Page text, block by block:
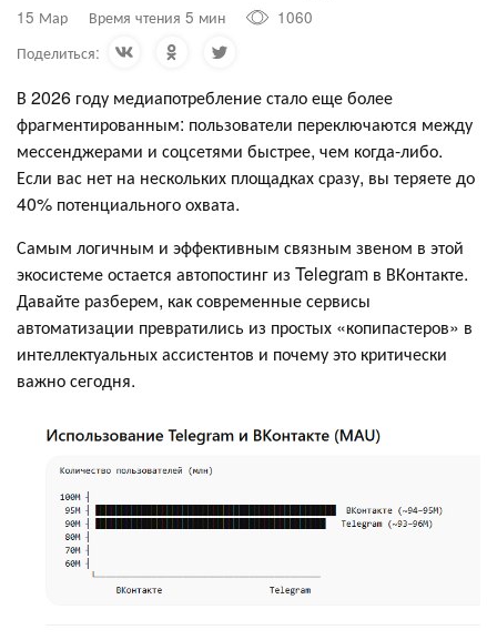
15 Мар Время чтения 5 мин
1060
Поделиться:
В 2026 году медиапотребление стало еще более
фрагментированным: пользователи переключаются между
мессенджерами и соцсетями быстрее, чем когда-либо.
Если вас нет на нескольких площадках сразу, вы теряете до
40% потенциального охвата.
Самым логичным и эффективным связным звеном в этой
экосистеме остается автопостинг из Telegram в ВКонтакте.
Давайте разберем, как современные сервисы
автоматизации превратились из простых «копипастеров» в
интеллектуальных ассистентов и почему это критически
важно сегодня.